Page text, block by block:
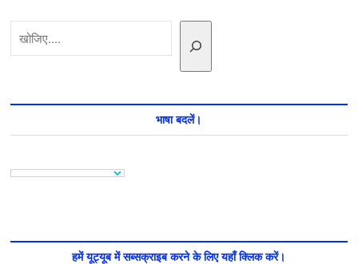
खोजें
भाषा बदलें।
हमें यूट्यूब में सब्सक्राइब करने के लिए यहाँ क्लिक करें।